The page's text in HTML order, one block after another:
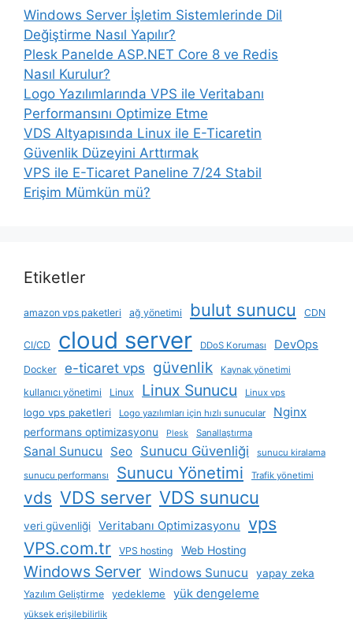
Windows Server İşletim Sistemlerinde Dil
Değiştirme Nasıl Yapılır?
Plesk Panelde ASP.NET Core 8 ve Redis
Nasıl Kurulur?
Logo Yazılımlarında VPS ile Veritabanı
Performansını Optimize Etme
VDS Altyapısında Linux ile E-Ticaretin
Güvenlik Düzeyini Arttırmak
VPS ile E-Ticaret Paneline 7/24 Stabil
Erişim Mümkün mü?
Etiketler
amazon vps paketleri ağ yönetimi bulut sunucu CDN
CI/CD cloud server DDoS Koruması DevOps
Docker e-ticaret vps güvenlik Kaynak yönetimi
kullanıcı yönetimi Linux Linux Sunucu Linux vps
logo vps paketleri Logo yazılımları için hızlı sunucular Nginx
performans optimizasyonu Plesk Sanallaştırma
Sanal Sunucu Seo Sunucu Güvenliği sunucu kiralama
sunucu performansı Sunucu Yönetimi Trafik yönetimi
vds VDS server VDS sunucu
veri güvenliği Veritabanı Optimizasyonu vps
VPS.com.tr VPS hosting Web Hosting
Windows Server Windows Sunucu yapay zeka
Yazılım Geliştirme yedekleme yük dengeleme
yüksek erişilebilirlik